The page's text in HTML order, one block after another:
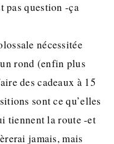
pas question -ça
nécessitée
rond (enfin plus
des cadeaux à 15
sont ce qu’elles
tiennent la route -et
jamais, mais